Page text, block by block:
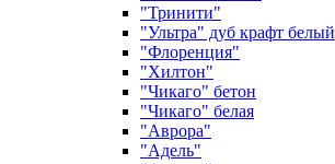
"Тринити"
"Ультра" дуб крафт белый
"Флоренция"
"Хилтон"
"Чикаго" бетон
"Чикаго" белая
"Аврора"
"Адель"